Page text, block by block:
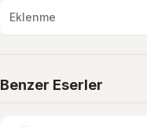
Eklenme
Benzer Eserler